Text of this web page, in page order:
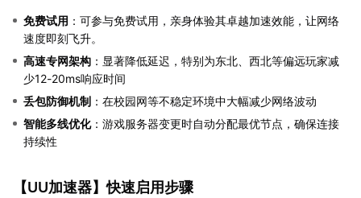
免费试用 ：可参与免费试用，亲身体验其卓越加速效能，让网络
速度即刻飞升。
高速专网架构 ：显著降低延迟，特别为东北、西北等偏远玩家减
少12-20ms响应时间
丢包防御机制 ：在校园网等不稳定环境中大幅减少网络波动
智能多线优化：游戏服务器变更时自动分配最优节点，确保连接
持续性
【UU加速器】快速启用步骤